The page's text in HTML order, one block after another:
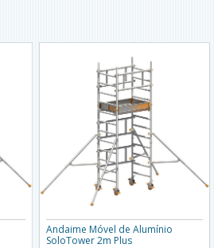
Andaime Móvel de Alumínio
SoloTower 2m Plus